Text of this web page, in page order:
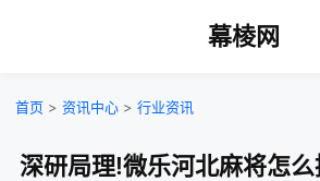
幕棱网
首页 > 资讯中心 > 行业资讯
深研局理!微乐河北麻将怎